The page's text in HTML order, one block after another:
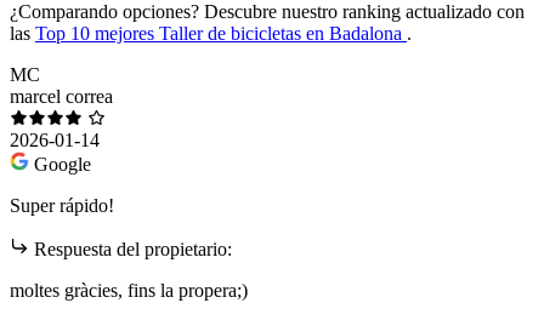
¿Comparando opciones? Descubre nuestro ranking actualizado con
las Top 10 mejores Taller de bicicletas en Badalona .
MC
marcel correa
2026-01-14
Google
Super rápido!
Respuesta del propietario:
moltes gràcies, fins la propera;)